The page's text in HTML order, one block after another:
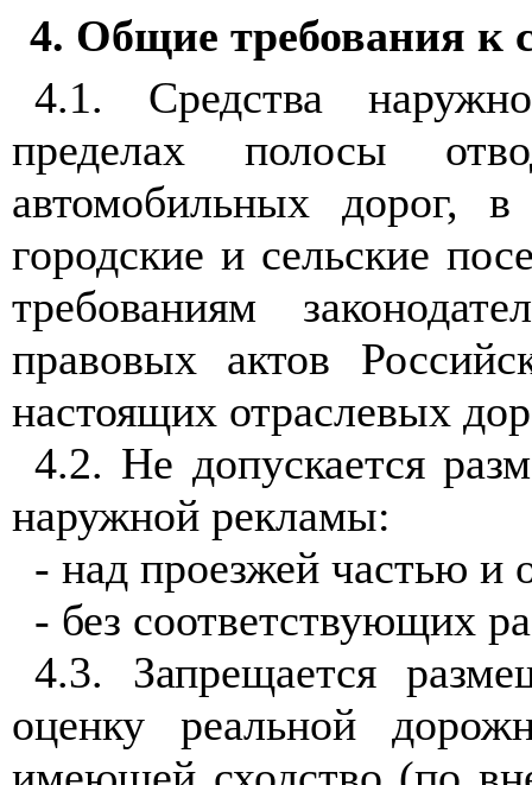
4. Общие требования к
4.1. Средства
пределах полосы
автомобильных дорог,
городские и сельские
требованиям
правовых актов
настоящих отраслевых
4.2. Не допускается
наружной рекламы:
- над проезжей частью и
- без соответствующих
4.3. Запрещается
оценку реальной